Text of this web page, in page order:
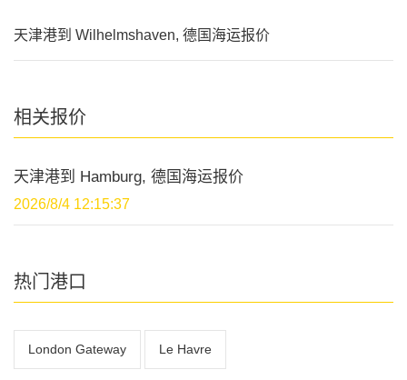
天津港到 Wilhelmshaven, 德国海运报价
相关报价
天津港到 Hamburg, 德国海运报价
2026/8/4 12:15:37
热门港口
London Gateway Le Havre